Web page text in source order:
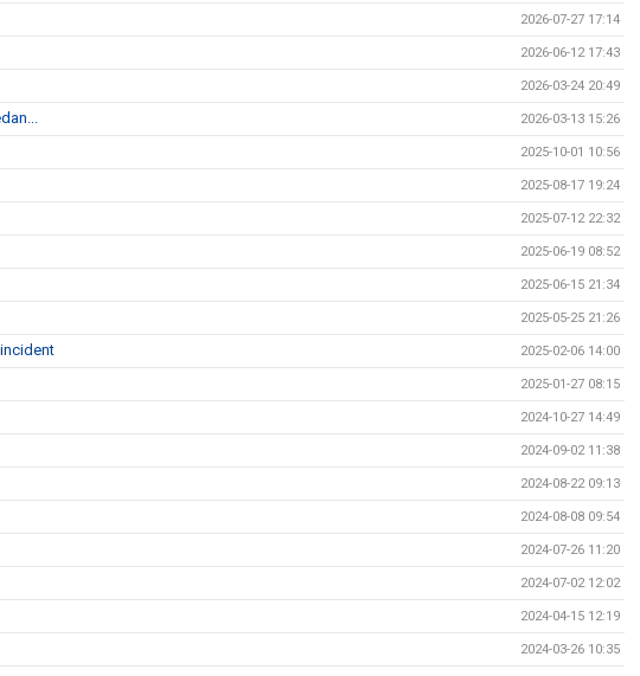
2026-07-27 17:14
2026-06-12 17:43
2026-03-24 20:49
2026-03-13 15:26
2025-10-01 10:56
2025-08-17 19:24
2025-07-12 22:32
2025-06-19 08:52
2025-06-15 21:34
2025-05-25 21:26
2025-02-06 14:00
2025-01-27 08:15
2024-10-27 14:49
2024-09-02 11:38
2024-08-22 09:13
2024-08-08 09:54
2024-07-26 11:20
2024-07-02 12:02
2024-04-15 12:19
2024-03-26 10:35